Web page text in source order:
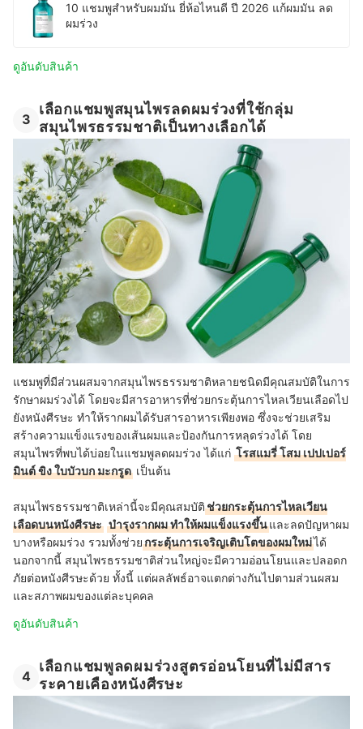
10 แชมพูสำหรับผมมัน ยี่ห้อไหนดี ปี 2026 แก้ผมมัน ลด
ผมร่วง
ดูอันดับสินค้า
3
เลือกแชมพูสมุนไพรลดผมร่วงที่ใช้กลุ่ม
สมุนไพรธรรมชาติเป็นทางเลือกได้
แชมพูที่มีส่วนผสมจากสมุนไพรธรรมชาติหลายชนิดมีคุณสมบัติในการ
รักษาผมร่วงได้ โดยจะมีสารอาหารที่ช่วยกระตุ้นการไหลเวียนเลือดไป
ยังหนังศีรษะ ทำให้รากผมได้รับสารอาหารเพียงพอ ซึ่งจะช่วยเสริม
สร้างความแข็งแรงของเส้นผมและป้องกันการหลุดร่วงได้ โดย
สมุนไพรที่พบได้บ่อยในแชมพูลดผมร่วง ได้แก่ โรสแมรี่ โสม เปปเปอร์
มินต์ ขิง ใบบัวบก มะกรูด เป็นต้น
สมุนไพรธรรมชาติเหล่านี้จะมีคุณสมบัติช่วยกระตุ้นการไหลเวียน
เลือดบนหนังศีรษะ บำรุงรากผม ทำให้ผมแข็งแรงขึ้นและลดปัญหาผม
บางหรือผมร่วง รวมทั้งช่วยกระตุ้นการเจริญเติบโตของผมใหม่ได้
นอกจากนี้ สมุนไพรธรรมชาติส่วนใหญ่จะมีความอ่อนโยนและปลอดก
ภัยต่อหนังศีรษะด้วย ทั้งนี้ แต่ผลลัพธ์อาจแตกต่างกันไปตามส่วนผสม
และสภาพผมของแต่ละบุคคล
ดูอันดับสินค้า
4
เลือกแชมพูลดผมร่วงสูตรอ่อนโยนที่ไม่มีสาร
ระคายเคืองหนังศีรษะ